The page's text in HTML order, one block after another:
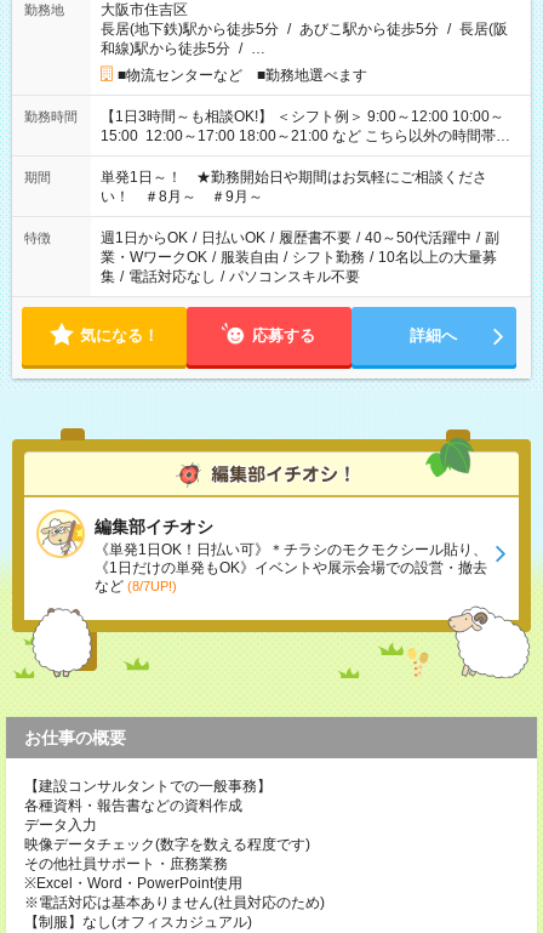
勤務地
大阪市住吉区
長居(地下鉄)駅から徒歩5分 / あびこ駅から徒歩5分 / 長居(阪
和線)駅から徒歩5分 / …
■物流センターなど ■勤務地選べます
勤務時間
【1日3時間～も相談OK!】 ＜シフト例＞ 9:00～12:00 10:00～
15:00 12:00～17:00 18:00～21:00 など こちら以外の時間帯も
お気軽にご相談ください！
期間
単発1日～！ ★勤務開始日や期間はお気軽にご相談くださ
い！ ＃8月～ ＃9月～
特徴 週1日からOK / 日払いOK / 履歴書不要 / 40～50代活躍中 / 副
業・WワークOK / 服装自由 / シフト勤務 / 10名以上の大量募
集 / 電話対応なし / パソコンスキル不要
気になる！ 応募する 詳細へ
編集部イチオシ
《単発1日OK！日払い可》＊チラシのモクモクシール貼り、
《1日だけの単発もOK》イベントや展示会場での設営・撤去
など (8/7UP!)
お仕事の概要
【建設コンサルタントでの一般事務】
各種資料・報告書などの資料作成
データ入力
映像データチェック(数字を数える程度です)
その他社員サポート・庶務業務
※Excel・Word・PowerPoint使用
※電話対応は基本ありません(社員対応のため)
【制服】なし(オフィスカジュアル)